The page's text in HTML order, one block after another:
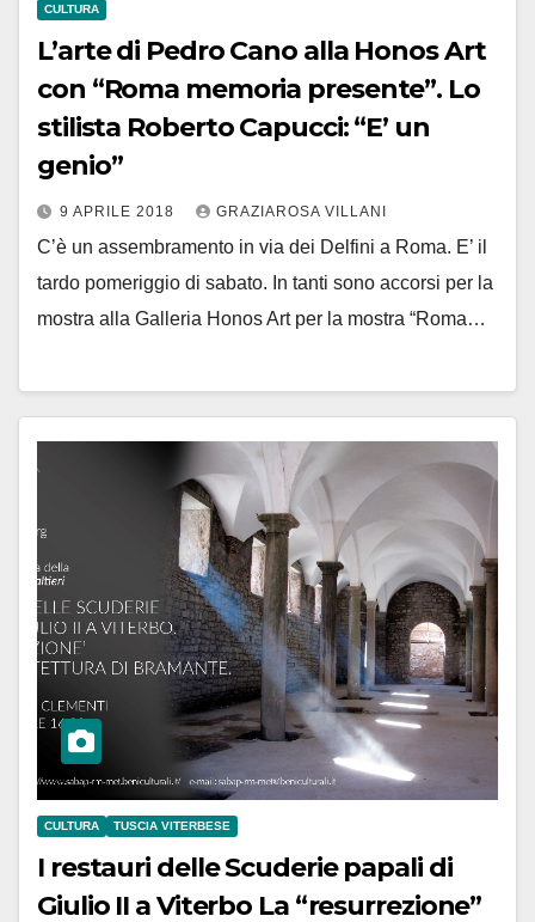
CULTURA
L’arte di Pedro Cano alla Honos Art
con “Roma memoria presente”. Lo
stilista Roberto Capucci: “E’ un
genio”
9 APRILE 2018 GRAZIAROSA VILLANI
C’è un assembramento in via dei Delfini a Roma. E’ il
tardo pomeriggio di sabato. In tanti sono accorsi per la
mostra alla Galleria Honos Art per la mostra “Roma…
CULTURA TUSCIA VITERBESE
I restauri delle Scuderie papali di
Giulio II a Viterbo La “resurrezione”